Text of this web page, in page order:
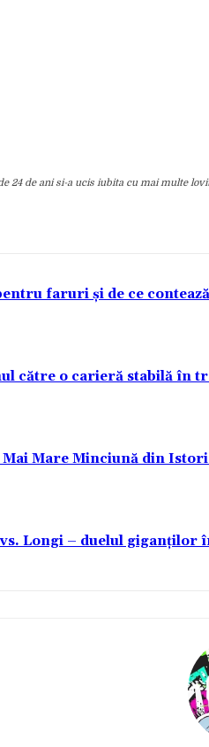
24 de ani si-a ucis iubita cu mai multe
faruri și de ce
către o carieră stabilă în
Mai Mare Minciună din
Longi – duelul giganților